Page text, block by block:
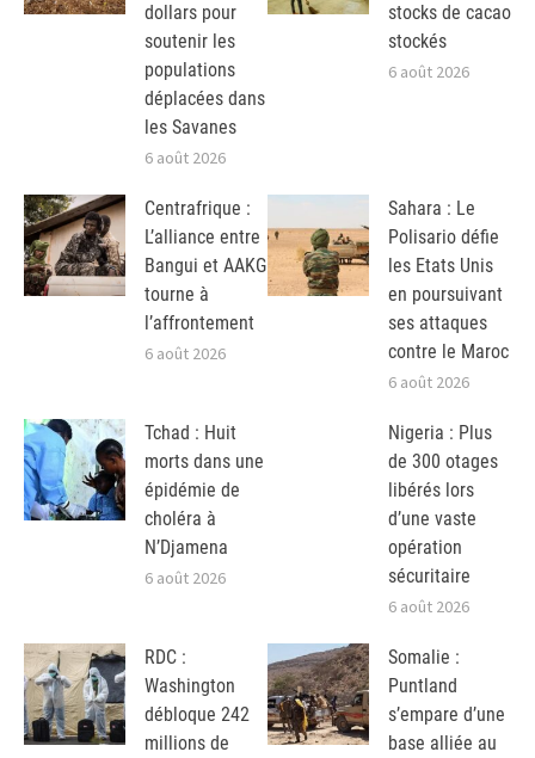
dollars pour
soutenir les
populations
déplacées dans
les Savanes
6 août 2026
stocks de cacao
stockés
6 août 2026
Centrafrique :
L’alliance entre
Bangui et AAKG
tourne à
l’affrontement
6 août 2026
Sahara : Le
Polisario défie
les Etats Unis
en poursuivant
ses attaques
contre le Maroc
6 août 2026
Tchad : Huit
morts dans une
épidémie de
choléra à
N’Djamena
6 août 2026
Nigeria : Plus
de 300 otages
libérés lors
d’une vaste
opération
sécuritaire
6 août 2026
RDC :
Washington
débloque 242
millions de
Somalie :
Puntland
s’empare d’une
base alliée au